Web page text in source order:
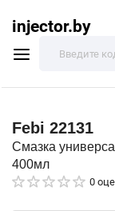
injector.by
Febi 22131
Смазка
400мл
0